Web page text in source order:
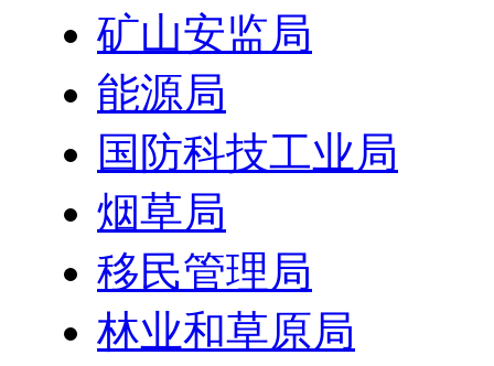
矿山安监局
能源局
国防科技工业局
烟草局
移民管理局
林业和草原局